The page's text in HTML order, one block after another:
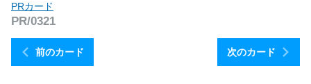
前のカード
PRカード
PR/0321
次のカード